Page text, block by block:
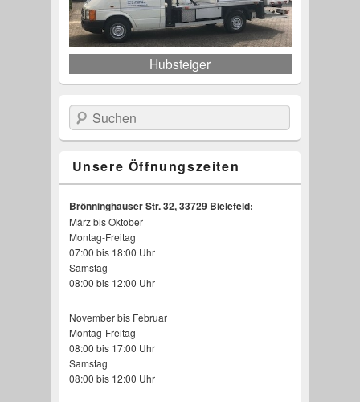
Hubsteiger
Planenauflieger
Minimuldenfahrzeug
Staplertransporte
Überkopflader
Kastenwagen
Saug und Spülwagen
Walking-Floor-Auflieger
Suchen
Unsere Öffnungszeiten
Brönninghauser Str. 32, 33729 Bielefeld:
März bis Oktober
Montag-Freitag
07:00 bis 18:00 Uhr
Samstag
08:00 bis 12:00 Uhr
November bis Februar
Montag-Freitag
08:00 bis 17:00 Uhr
Samstag
08:00 bis 12:00 Uhr